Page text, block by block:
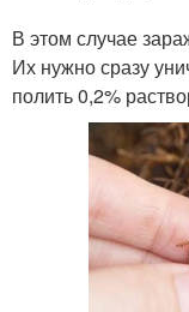
В этом случае
Их нужно сразу
полить 0,2%